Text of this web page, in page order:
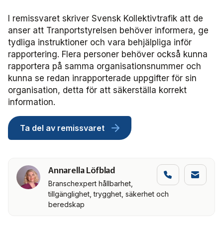
Försäljning
Järnväg
Kommunikation
Miljö­
Serviceresor
Trafikutveckling
Trygghet och säkerhet
FRIDA miljö- och fordonsdatabas
Affärs­nätverket
Affärs­nätverket 2025
Affärs­nätverket 2024
Affärs­nätverket 2023
Användargrupp Anbaro
Användargrupp förarcertifiering Buss
Nationellt material Buss
Användargrupp förarcertifiering Serviceresor
Användarträffar
Biljettkontroll­nätverket 2026
Biljettkontroll­nätverket 2025
Bussdepå­nätverket
Bussdepå­nätverket 2025
Chefs­nätverket
Serviceresor
Upphandlingar
Personalförsörjning
Attraktivare kollektivtrafik­bransch
Frågor vi driver
Rapporter
Kollektivtrafikens bidrag till transportsektorns klimatmål
Remissvar
Aktiviteter och event
Almedalen
A-Ö
Kontakta oss
Historik
Information om kundfakturor
Medlemszon
Stäng
I remissvaret skriver Svensk Kollektivtrafik att de
anser att Tranportstyrelsen behöver informera, ge
tydliga instruktioner och vara behjälpliga inför
rapportering. Flera personer behöver också kunna
rapportera på samma organisationsnummer och
kunna se redan inrapporterade uppgifter för sin
organisation, detta för att säkerställa korrekt
information.
Ta del av remissvaret
Annarella Löfblad
Branschexpert hållbarhet,
tillgänglighet, trygghet, säkerhet och
beredskap